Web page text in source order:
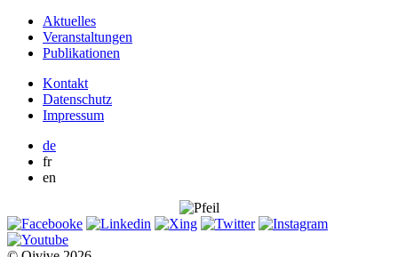
Aktuelles
Veranstaltungen
Publikationen
Kontakt
Datenschutz
Impressum
de
fr
en